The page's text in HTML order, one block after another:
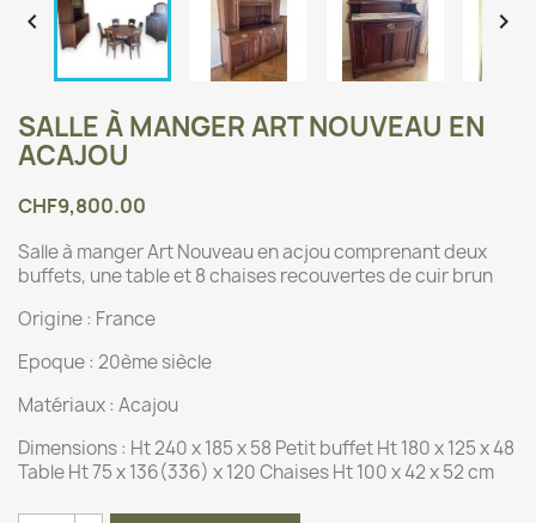
 
SALLE À MANGER ART NOUVEAU EN
ACAJOU
CHF9,800.00
Salle à manger Art Nouveau en acjou comprenant deux
buffets, une table et 8 chaises recouvertes de cuir brun
Origine : France
Epoque : 20ème siècle
Matériaux : Acajou
Dimensions : Ht 240 x 185 x 58 Petit buffet Ht 180 x 125 x 48
Table Ht 75 x 136(336) x 120 Chaises Ht 100 x 42 x 52 cm